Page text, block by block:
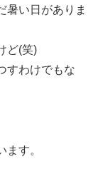
暑い日がありま
ど(笑)
すわけでもな
す。